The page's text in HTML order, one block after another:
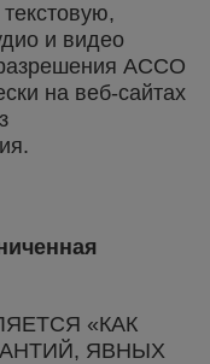
и видео
ACCO
на веб-сайтах
«КАК
ЯВНЫХ